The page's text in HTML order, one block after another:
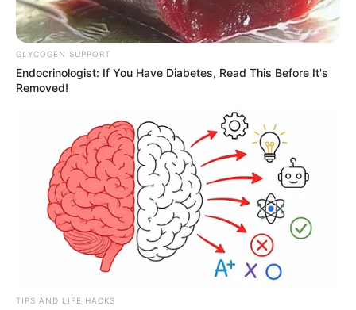
Participe do nosso grupo do
WhatsApp!
Fique informado em tempo real sobre as principais
Clique aqui para entrar no grupo
GLYCOGEN SUPPORT
Endocrinologist: If You Have Diabetes, Read This Before It's
Removed!
TIPS AND LIFE HACKS